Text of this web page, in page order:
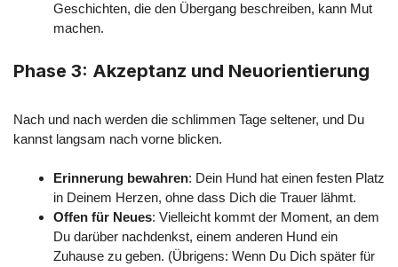
Geschichten, die den Übergang beschreiben, kann Mut
machen.
Phase 3: Akzeptanz und Neuorientierung
Nach und nach werden die schlimmen Tage seltener, und Du
kannst langsam nach vorne blicken.
Erinnerung bewahren: Dein Hund hat einen festen Platz
in Deinem Herzen, ohne dass Dich die Trauer lähmt.
Offen für Neues: Vielleicht kommt der Moment, an dem
Du darüber nachdenkst, einem anderen Hund ein
Zuhause zu geben. (Übrigens: Wenn Du Dich später für